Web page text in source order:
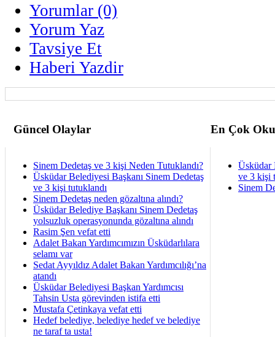
Yorumlar (0)
Yorum Yaz
Tavsiye Et
Haberi Yazdir
Güncel Olaylar En Çok
Sinem Dedetaş ve 3 kişi Neden Tutuklandı?
Üsküdar Belediyesi Başkanı Sinem Dedetaş
ve 3 kişi tutuklandı
Sinem Dedetaş neden gözaltına alındı?
Üsküdar Belediye Başkanı Sinem Dedetaş
yolsuzluk operasyonunda gözaltına alındı
Rasim Şen vefat etti
Adalet Bakan Yardımcımızın Üsküdarlılara
selamı var
Sedat Ayyıldız Adalet Bakan Yardımcılığı’na
atandı
Üsküdar Belediyesi Başkan Yardımcısı
Tahsin Usta görevinden istifa etti
Mustafa Çetinkaya vefat etti
Hedef belediye, belediye hedef ve belediye
ne taraf ta usta!
Üsküdar
ve 3 kişi
Sinem